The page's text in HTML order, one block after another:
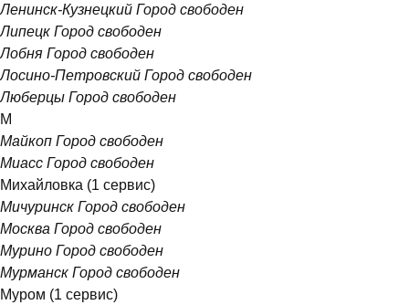
Ленинск-Кузнецкий Город свободен
Липецк Город свободен
Лобня Город свободен
Лосино-Петровский Город свободен
Люберцы Город свободен
М
Майкоп Город свободен
Миасс Город свободен
Михайловка (1 сервис)
Мичуринск Город свободен
Москва Город свободен
Мурино Город свободен
Мурманск Город свободен
Муром (1 сервис)